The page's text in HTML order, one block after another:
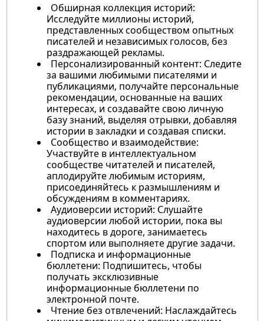
Обширная коллекция историй:
Исследуйте миллионы историй,
представленных сообществом опытных
писателей и независимых голосов, без
раздражающей рекламы.
Персонализированный контент: Следите
за вашими любимыми писателями и
публикациями, получайте персональные
рекомендации, основанные на ваших
интересах, и создавайте свою личную
базу знаний, выделяя отрывки, добавляя
истории в закладки и создавая списки.
Сообщество и взаимодействие:
Участвуйте в интеллектуальном
сообществе читателей и писателей,
аплодируйте любимым историям,
присоединяйтесь к размышлениям и
обсуждениям в комментариях.
Аудиоверсии историй: Слушайте
аудиоверсии любой истории, пока вы
находитесь в дороге, занимаетесь
спортом или выполняете другие задачи.
Подписка и информационные
бюллетени: Подпишитесь, чтобы
получать эксклюзивные
информационные бюллетени по
электронной почте.
Чтение без отвлечений: Наслаждайтесь